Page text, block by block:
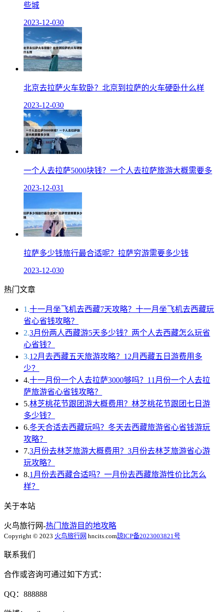
些城
2023-12-030
北京去拉萨火车软卧？北京到拉萨的火车硬卧什么样
2023-12-030
一个人去拉萨5000块钱？一个人去拉萨旅游大概需要多
2023-12-031
拉萨多少钱旅行最合适呢？拉萨穷游需要多少钱
2023-12-030
热门文章
1.十一月坐飞机去西藏7天攻略？十一月坐飞机去西藏玩
省心省钱攻略？
2.3月份两人西藏游5天多少钱？两个人去西藏怎么玩省
心省钱？
3.12月去西藏五天旅游攻略？12月西藏五日游费用多
少？
4.十一月份一个人去拉萨3000够吗？11月份一个人去拉
萨旅游省心省钱攻略？
5.林芝桃花节跟团游大概费用？林芝桃花节跟团七日游
多少钱？
6.冬天合适去西藏玩吗？冬天去西藏旅游省心省钱游玩
攻略？
7.3月份去林芝旅游大概费用？3月份去林芝旅游省心游
玩攻略？
8.1月份去西藏合适吗？一月份去西藏旅游性价比怎么
样？
关于本站
火鸟旅行网-热门旅游目的地攻略
Copyright © 2023 火鸟旅行网 hncits.com琼ICP备2023003821号
联系我们
合作或咨询可通过如下方式：
QQ：888888